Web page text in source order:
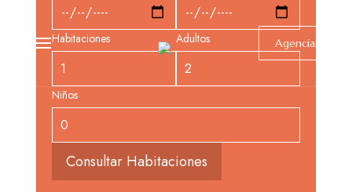
Agencias
Habitaciones Adultos
Niños
Consultar Habitaciones